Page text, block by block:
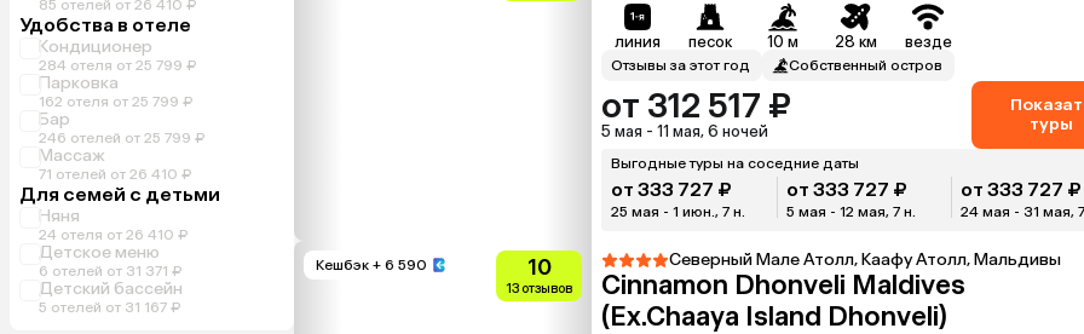
85 отелей от 26 410 ₽
Удобства в отеле
Кондиционер
284 отеля от 25 799 ₽
Парковка
162 отеля от 25 799 ₽
Бар
246 отелей от 25 799 ₽
Массаж
71 отелей от 26 410 ₽
Для семей с детьми
Няня
24 отеля от 26 410 ₽
Детское меню
6 отелей от 31 371 ₽
Детский бассейн
5 отелей от 31 167 ₽
линия песок 10 м 28 км везде
Отзывы за этот год Собственный остров
от 312 517 ₽
5 мая - 11 мая, 6 ночей
туры
Выгодные туры на соседние даты
от 333 727 ₽
25 мая - 1 июн., 7 н.
от 333 727 ₽
5 мая - 12 мая, 7 н.
от 333 727 ₽
24 мая - 31 мая, 7
Кешбэк + 6 590 10
13 отзывов
Северный Мале Атолл, Каафу Атолл, Мальдивы
Cinnamon Dhonveli Maldives
(Ex.Chaaya Island Dhonveli)